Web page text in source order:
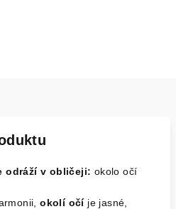
odráží v obličeji: okolo očí
okolí očíje jasné,